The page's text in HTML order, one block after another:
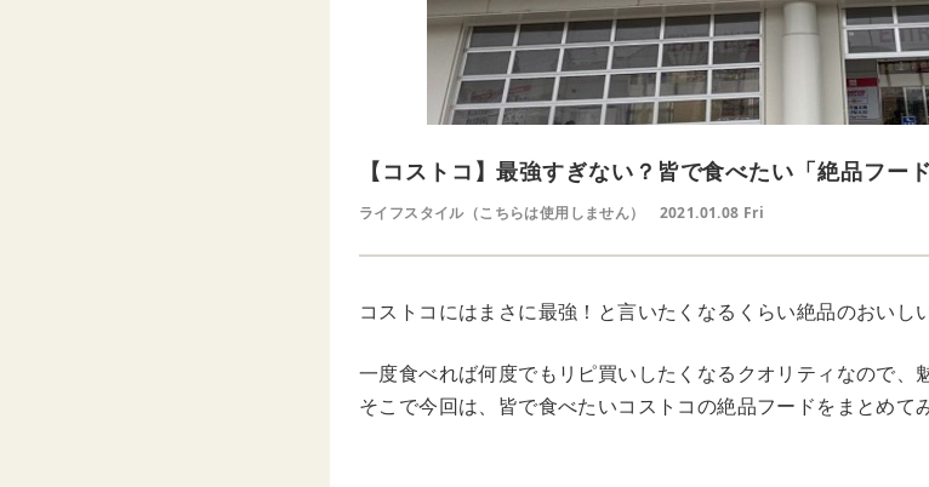
【コストコ】最強すぎない？皆で食べたい「絶品フー
ライフスタイル（こちらは使用しません） 2021.01.08 Fri
コストコにはまさに最強！と言いたくなるくらい絶品のおいし
一度食べれば何度でもリピ買いしたくなるクオリティなので、
そこで今回は、皆で食べたいコストコの絶品フードをまとめて